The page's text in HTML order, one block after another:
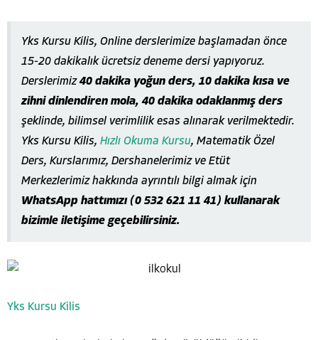
Yks Kursu Kilis, Online derslerimize başlamadan önce
15-20 dakikalık ücretsiz deneme dersi yapıyoruz.
Derslerimiz40 dakika yoğun ders, 10 dakika kısa ve
zihni dinlendiren mola, 40 dakika odaklanmış ders
şeklinde, bilimsel verimlilik esas alınarak verilmektedir.
Yks Kursu Kilis, Hızlı Okuma Kursu, Matematik Özel
Ders, Kurslarımız, Dershanelerimiz ve Etüt
Merkezlerimiz hakkında ayrıntılı bilgi almak için
WhatsApp hattımızı (0 532 621 11 41) kullanarak
bizimle iletişime geçebilirsiniz.
Yks Kursu Kilis